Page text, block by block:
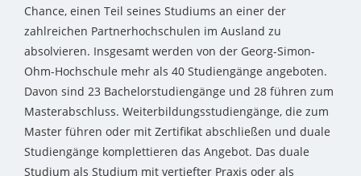
Chance, einen Teil seines Studiums an einer der
zahlreichen Partnerhochschulen im Ausland zu
absolvieren. Insgesamt werden von der Georg-Simon-
Ohm-Hochschule mehr als 40 Studiengänge angeboten.
Davon sind 23 Bachelorstudiengänge und 28 führen zum
Masterabschluss. Weiterbildungsstudiengänge, die zum
Master führen oder mit Zertifikat abschließen und duale
Studiengänge komplettieren das Angebot. Das duale
Studium als Studium mit vertiefter Praxis oder als